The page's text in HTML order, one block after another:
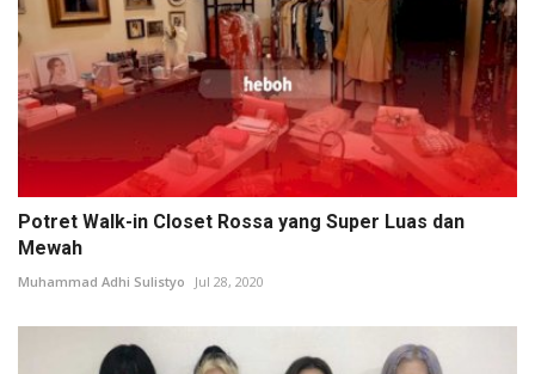
Potret Walk-in Closet Rossa yang Super Luas dan
Mewah
Muhammad Adhi Sulistyo Jul 28, 2020